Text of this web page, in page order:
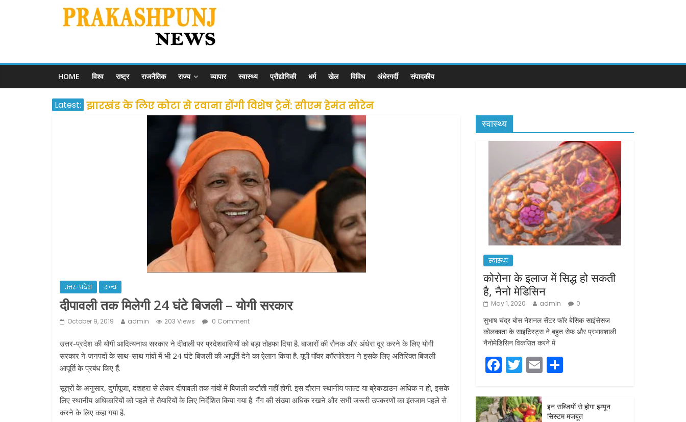
HOME विश्व राष्ट्र राजनैतिक राज्य व्यापार स्वास्थ्य प्रौद्योगिकी धर्म खेल विविध अंधेरगर्दी संपादकीय
Latest: झारखंड के लिए कोटा से रवाना होंगी विशेष ट्रेनें: सीएम हेमंत सोरेन
उत्तराखंड के अन्य राज्यों में फंसे लोगों की जल्द होगी घर वापसी
प्रवासियों व मजदूरों को दी गई छूट के बाद लोगो ने कराया पंजीयन: राजस्थान सरकार
शराब और पान की दुकानों को ग्रीन जोन में खोलने की मिली इजाजत: गृह मंत्रालय
दो हफ्ते के लिए बढ़ाया लॉकडाउन: गृह मंत्रालय
उत्तर-प्रदेश राज्य
दीपावली तक मिलेगी 24 घंटे बिजली – योगी सरकार
October 9, 2019 admin 203 Views 0 Comment
उत्तर-प्रदेश की योगी आदित्यनाथ सरकार ने दीवाली पर प्रदेशवासियों को बड़ा तोहफा दिया है. बाजारों की रौनक और अंधेरा दूर करने के लिए योगी
सरकार ने जनपदों के साथ-साथ गांवों में भी 24 घंटे बिजली की आपूर्ति देने का ऐलान किया है. यूपी पॉवर कॉरपोरेशन ने इसके लिए अतिरिक्त बिजली
आपूर्ति के प्रबंध किए हैं.
सूत्रों के अनुसार, दुर्गापूजा, दशहरा से लेकर दीपावली तक गांवों में बिजली कटौती नहीं होगी. इस दौरान स्थानीय फाल्ट या ब्रेकडाउन अधिक न हो, इसके
लिए स्थानीय अधिकारियों को पहले से तैयारियों के लिए निर्देशित किया गया है. गैंग की संख्या अधिक रखने और सभी जरूरी उपकरणों का इंतजाम पहले से
करने के लिए कहा गया है.
स्वास्थ्य
स्वास्थ्य
कोरोना के इलाज में सिद्ध हो सकती
है, नैनो मेडिसिन
May 1, 2020 admin 0
सुभाष चंद्र बोस नेशनल सेंटर फॉर बेसिक साइंसेसज
कोलकाता के साइंटिस्ट्स ने बहुत सेफ और प्रभावशाली
नैनोमेडिसिन विकसित करने में
F
a
c
e
T
w
itt
er
E
m
ar
e
इन सब्जियों से होगा इम्यून
सिस्टम मजबूत